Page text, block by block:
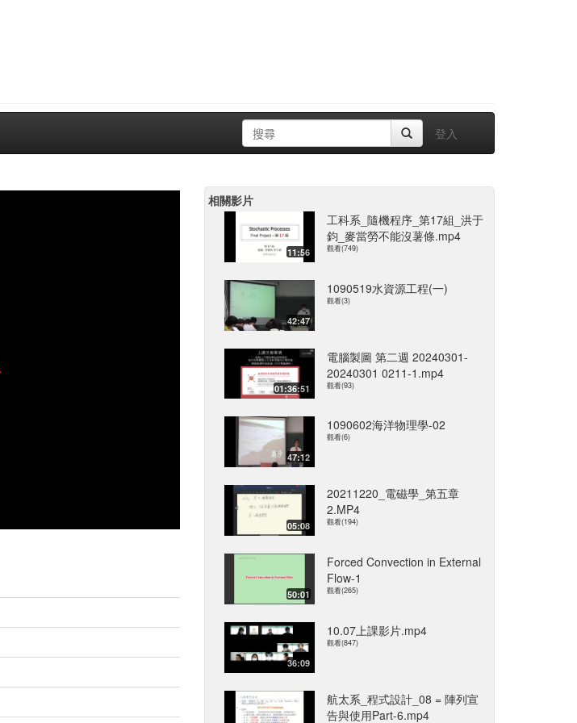
登入
相關影片
11:56
工科系_隨機程序_第17組_洪于
鈞_麥當勞不能沒薯條.mp4
觀看(749)
42:47
1090519水資源工程(一)
觀看(3)
01:36:51
電腦製圖 第二週 20240301-
20240301 0211-1.mp4
觀看(93)
47:12
1090602海洋物理學-02
觀看(6)
05:08
20211220_電磁學_第五章
2.MP4
觀看(194)
50:01
Forced Convection in External
Flow-1
觀看(265)
36:09
10.07上課影片.mp4
觀看(847)
航太系_程式設計_08 = 陣列宣
告與使用Part-6.mp4